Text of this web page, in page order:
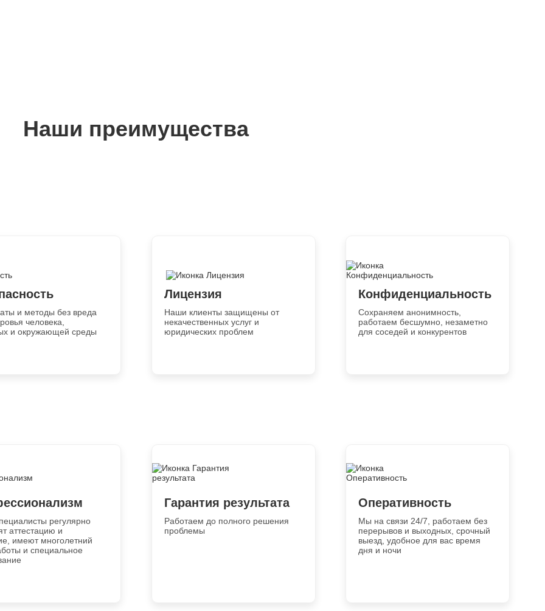
Наши преимущества
и методы без вреда
человека,
и окружающей среды
Лицензия
Наши клиенты защищены от
некачественных услуг и
юридических проблем
Конфиденциальность
Сохраняем анонимность,
работаем бесшумно, незаметно
для соседей и конкурентов
регулярно
аттестацию и
имеют многолетний
и специальное
Гарантия результата
Работаем до полного решения
проблемы
Оперативность
Мы на связи 24/7, работаем без
перерывов и выходных, срочный
выезд, удобное для вас время
дня и ночи